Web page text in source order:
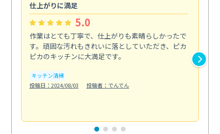
仕上がりに満足
5.0
作業はとても丁寧で、仕上がりも素晴らしかったで
す。頑固な汚れもきれいに落としていただき、ピカ
ピカのキッチンに大満足です。
キッチン清掃
投稿日：2024/08/03
投稿者：でんでん